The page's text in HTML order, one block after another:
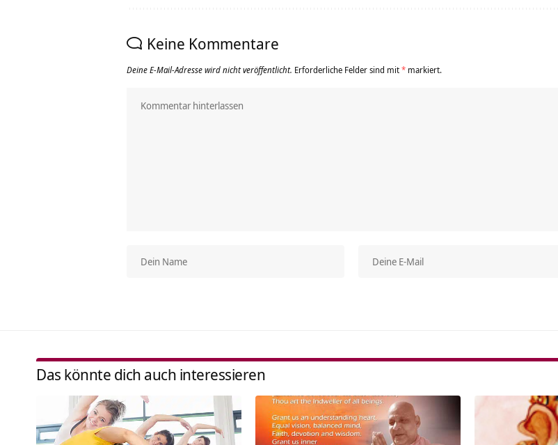
Keine Kommentare
Deine E-Mail-Adresse wird nicht veröffentlicht. Erforderliche Felder sind mit* markiert.
Das könnte dich auch interessieren